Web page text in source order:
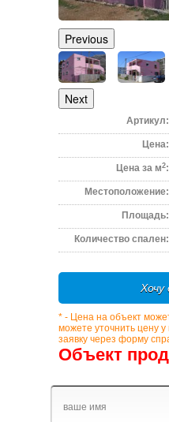
Previous
Next
Артикул:
Цена:
Цена за м2:
Местоположение:
Площадь:
Количество спален:
Хочу
* - Цена на объект
можете уточнить цену
заявку через форму
Объект